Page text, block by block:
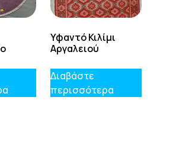
Υφαντό Κιλίμι
Αργαλειού
Διαβάστε
περισσότερα